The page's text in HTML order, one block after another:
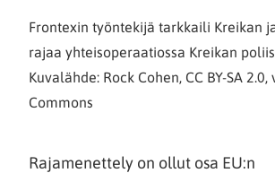
Frontexin työntekijä tarkkaili Kreikan
rajaa yhteisoperaatiossa Kreikan
Kuvalähde: Rock Cohen, CC BY-SA
Commons
Rajamenettely on ollut osa EU:n